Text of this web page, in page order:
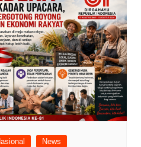
News